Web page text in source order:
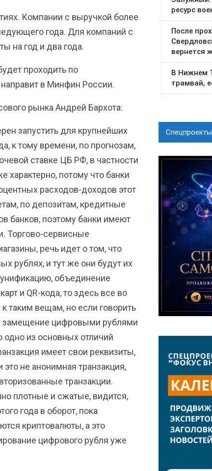
Компании с выручкой более
года. Для компаний с
на год и два года.
проходить по
в Минфин России.
рынка Андрей Бархота:
запустить для крупнейших
к тому времени, по прогнозам,
ставке ЦБ РФ, в частности
характерно, потому что банки
расходов-доходов этот
по депозитам, кредитные
банков, поэтому банки имеют
Торгово-сервисные
речь идет о том, что
рублях, и тут же они будут их
унификацию, объединение
и QR-кода, то здесь все во
таким вещам, но если говорить
замещение цифровыми рублями
одно из основных отличий
имеет свои реквизиты,
это не анонимная транзакция,
транзакции.
плотные и сжатые, видится,
года в оборот, пока
криптовалюты, а это
цифрового рубля уже
Спецпроекты